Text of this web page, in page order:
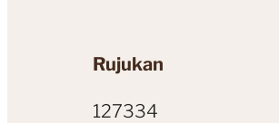
Rujukan
127334